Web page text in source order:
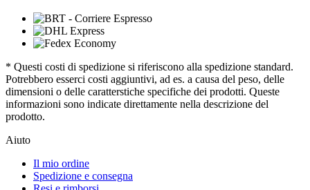
* Questi costi di spedizione si riferiscono alla spedizione standard.
Potrebbero esserci costi aggiuntivi, ad es. a causa del peso, delle
dimensioni o delle caratterstiche specifiche dei prodotti. Queste
informazioni sono indicate direttamente nella descrizione del
prodotto.
Aiuto
Il mio ordine
Spedizione e consegna